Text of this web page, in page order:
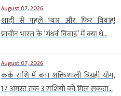
August 07, 2026
शादी से पहले प्यार और फिर विवाह!
प्राचीन भारत के ‘गंधर्व विवाह’ में क्या थे...
August 07, 2026
कर्क राशि में बना शक्तिशाली त्रिग्रही योग,
17 अगस्त तक 3 राशियों को मिल सकता...